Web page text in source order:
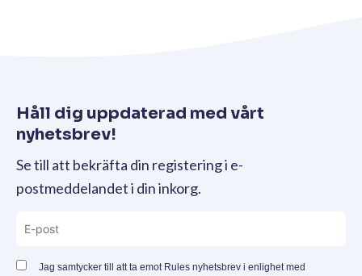
Håll dig uppdaterad med vårt
nyhetsbrev!
Se till att bekräfta din registering i e-
postmeddelandet i din inkorg.
Jag samtycker till att ta emot Rules nyhetsbrev i enlighet med